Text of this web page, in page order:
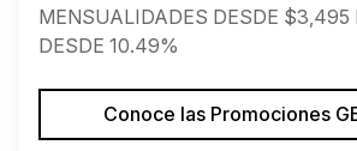
MENSUALIDADES DESDE
DESDE 10.49%
Conoce las Promociones